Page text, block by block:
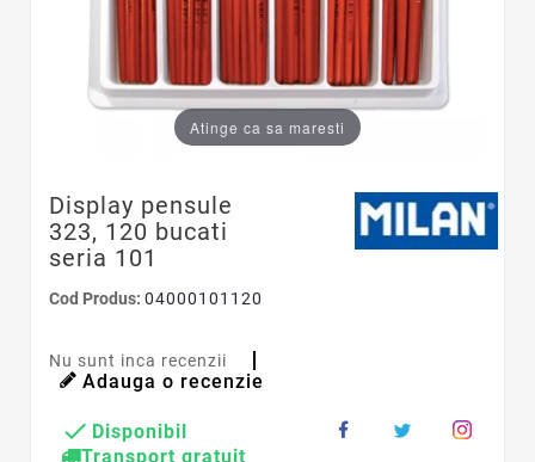
Atinge ca sa maresti
Display pensule
323, 120 bucati
seria 101
Cod Produs: 04000101120
Nu sunt inca recenzii
Adauga o recenzie
 Disponibil
Transport gratuit